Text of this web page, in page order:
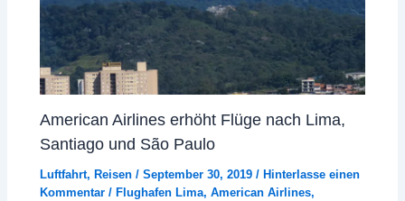
American Airlines erhöht Flüge nach Lima,
Santiago und São Paulo
Luftfahrt, Reisen /September 30, 2019/ Hinterlasse einen
Kommentar / Flughafen Lima,American Airlines,